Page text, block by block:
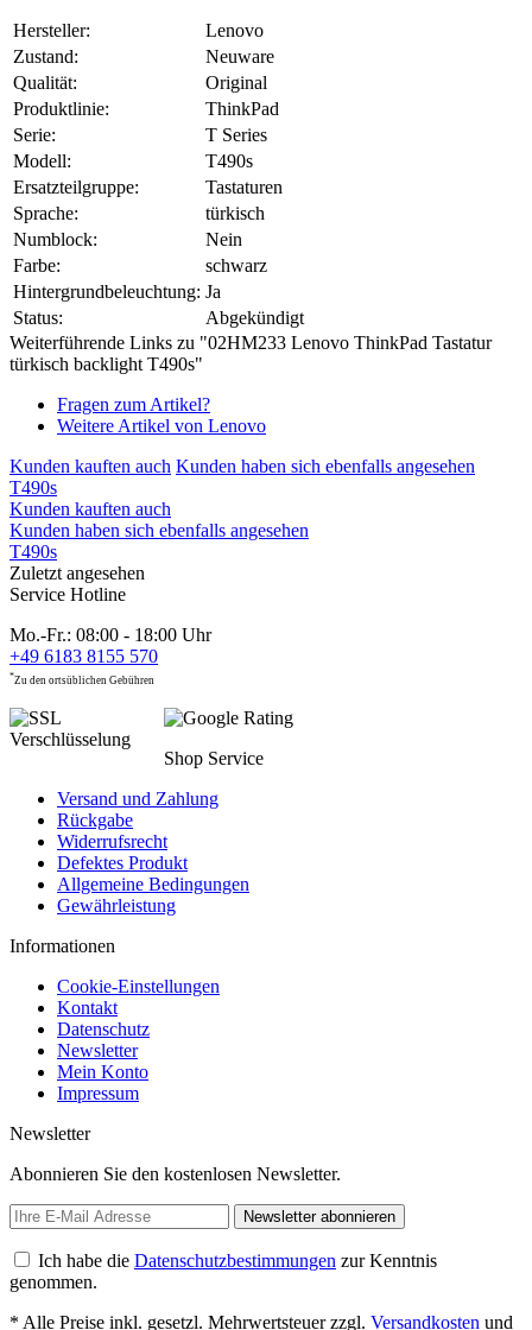
Hersteller:
Lenovo
Zustand:
Neuware
Qualität:
Original
Produktlinie:
ThinkPad
Serie:
T Series
Modell:
T490s
Ersatzteilgruppe:
Tastaturen
Sprache:
türkisch
Numblock:
Nein
Farbe:
schwarz
Hintergrundbeleuchtung: Ja
Status:
Abgekündigt
Weiterführende Links zu "02HM233 Lenovo ThinkPad Tastatur
türkisch backlight T490s"
Fragen zum Artikel?
Weitere Artikel von Lenovo
Kunden kauften auch Kunden haben sich ebenfalls angesehen
T490s
Kunden kauften auch
Kunden haben sich ebenfalls angesehen
T490s
Zuletzt angesehen
Service Hotline
Mo.-Fr.: 08:00 - 18:00 Uhr
+49 6183 8155 570
*Zu den ortsüblichen Gebühren
Shop Service
Versand und Zahlung
Rückgabe
Widerrufsrecht
Defektes Produkt
Allgemeine Bedingungen
Gewährleistung
Informationen
Cookie-Einstellungen
Kontakt
Datenschutz
Newsletter
Mein Konto
Impressum
Newsletter
Abonnieren Sie den kostenlosen Newsletter.
Newsletter abonnieren
Ich habe die Datenschutzbestimmungen zur Kenntnis
genommen.
* Alle Preise inkl. gesetzl. Mehrwertsteuer zzgl. Versandkosten und